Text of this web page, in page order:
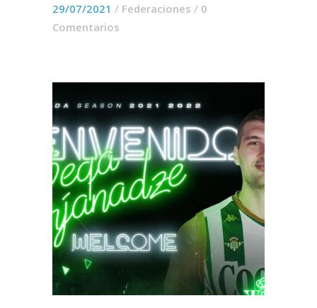
29/07/2021 / Federaciones / 0
Comentarios